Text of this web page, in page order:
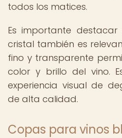
todos los matices.
Es importante
cristal también es
fino y transparente
color y brillo del vino.
experiencia visual de
de alta calidad.
Copas para vinos